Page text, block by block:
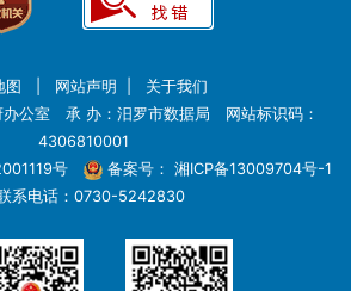
图 网站声明
关于我们
办公室 承 办：汨罗市数据局 网站标识码：
4306810001
号
备案号： 湘ICP备13009704号-1
系电话：0730-5242830